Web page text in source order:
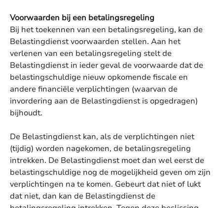
Voorwaarden bij een betalingsregeling
Bij het toekennen van een betalingsregeling, kan de
Belastingdienst voorwaarden stellen. Aan het
verlenen van een betalingsregeling stelt de
Belastingdienst in ieder geval de voorwaarde dat de
belastingschuldige nieuw opkomende fiscale en
andere financiële verplichtingen (waarvan de
invordering aan de Belastingdienst is opgedragen)
bijhoudt.
De Belastingdienst kan, als de verplichtingen niet
(tijdig) worden nagekomen, de betalingsregeling
intrekken. De Belastingdienst moet dan wel eerst de
belastingschuldige nog de mogelijkheid geven om zijn
verplichtingen na te komen. Gebeurt dat niet of lukt
dat niet, dan kan de Belastingdienst de